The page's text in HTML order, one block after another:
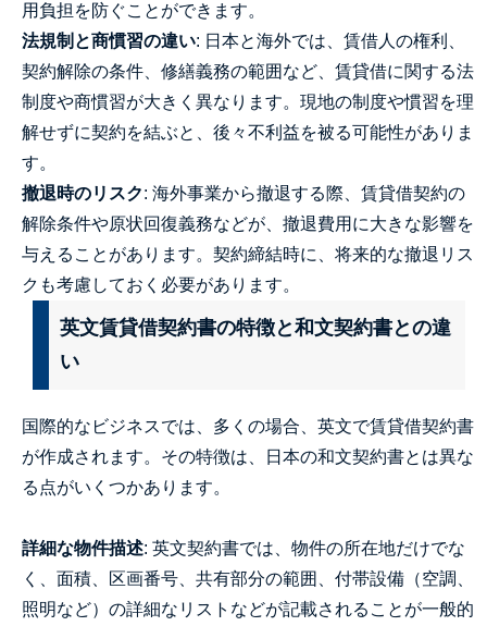
用負担を防ぐことができます。
法規制と商慣習の違い: 日本と海外では、賃借人の権利、
契約解除の条件、修繕義務の範囲など、賃貸借に関する法
制度や商慣習が大きく異なります。現地の制度や慣習を理
解せずに契約を結ぶと、後々不利益を被る可能性がありま
す。
撤退時のリスク: 海外事業から撤退する際、賃貸借契約の
解除条件や原状回復義務などが、撤退費用に大きな影響を
与えることがあります。契約締結時に、将来的な撤退リス
クも考慮しておく必要があります。
英文賃貸借契約書の特徴と和文契約書との違
い
国際的なビジネスでは、多くの場合、英文で賃貸借契約書
が作成されます。その特徴は、日本の和文契約書とは異な
る点がいくつかあります。
詳細な物件描述: 英文契約書では、物件の所在地だけでな
く、面積、区画番号、共有部分の範囲、付帯設備（空調、
照明など）の詳細なリストなどが記載されることが一般的